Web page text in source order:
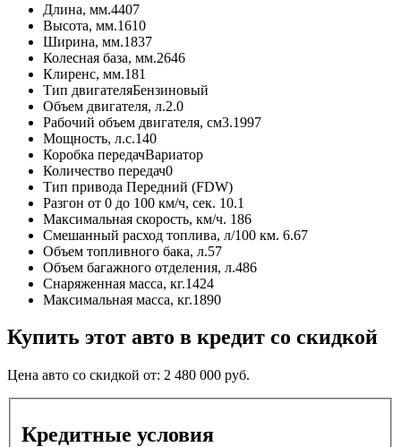
Длина, мм.4407
Высота, мм.1610
Ширина, мм.1837
Колесная база, мм.2646
Клиренс, мм.181
Тип двигателяБензиновый
Объем двигателя, л.2.0
Рабочий объем двигателя, см3.1997
Мощность, л.с.140
Коробка передачВариатор
Количество передач0
Тип привода Передний (FDW)
Разгон от 0 до 100 км/ч, сек. 10.1
Максимальная скорость, км/ч. 186
Смешанный расход топлива, л/100 км. 6.67
Объем топливного бака, л.57
Объем багажного отделения, л.486
Снаряженная масса, кг.1424
Максимальная масса, кг.1890
Купить этот авто в кредит со скидкой
Цена авто со скидкой от: 2 480 000 руб.
Кредитные условия